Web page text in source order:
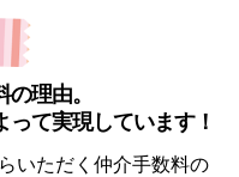
理由。
て実現しています！
いただく仲介手数料の